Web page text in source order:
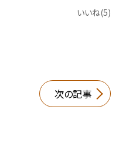
いいね(5)
次の記事